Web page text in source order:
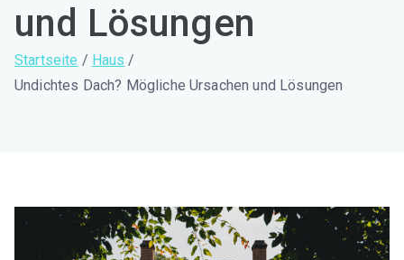
und Lösungen
Startseite
Haus
Undichtes Dach? Mögliche Ursachen und Lösungen